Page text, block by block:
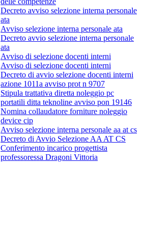
Decreto avviso selezione interna personale
ata
Avviso selezione interna personale ata
Decreto avvio selezione interna personale
ata
Avviso di selezione docenti interni
Avviso di selezione docenti interni
Decreto di avvio selezione docenti interni
azione 1011a avviso prot n 9707
Stipula trattativa diretta noleggio pc
portatili ditta teknoline avviso pon 19146
Nomina collaudatore forniture noleggio
device cip
Avviso selezione interna personale aa at cs
Decreto di Avvio Selezione AA AT CS
Conferimento incarico progettista
professoressa Dragoni Vittoria